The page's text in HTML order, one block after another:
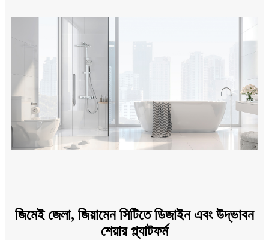
জিমেই জেলা, জিয়ামেন সিটিতে ডিজাইন এবং উদ্ভাবন
শেয়ার প্ল্যাটফর্ম